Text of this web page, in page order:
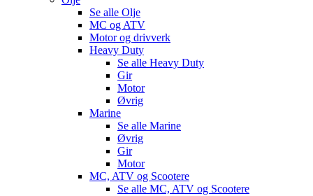
Se alle Olje
MC og ATV
Motor og drivverk
Heavy Duty
Se alle Heavy Duty
Gir
Motor
Øvrig
Marine
Se alle Marine
Øvrig
Gir
Motor
MC, ATV og Scootere
Se alle MC, ATV og Scootere